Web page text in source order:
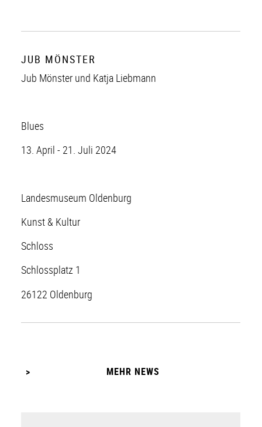
JUB MÖNSTER
Jub Mönster und Katja Liebmann
Blues
13. April - 21. Juli 2024
Landesmuseum Oldenburg
Kunst & Kultur
Schloss
Schlossplatz 1
26122 Oldenburg
MEHR NEWS